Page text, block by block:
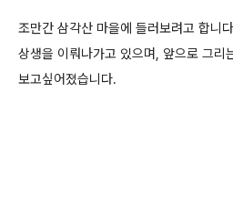
조만간 삼각산 마을에 들러보려고 합니
상생을 이뤄나가고 있으며, 앞으로 그리
보고싶어졌습니다.